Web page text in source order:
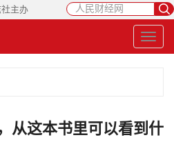
主办
从这本书里可以看到什